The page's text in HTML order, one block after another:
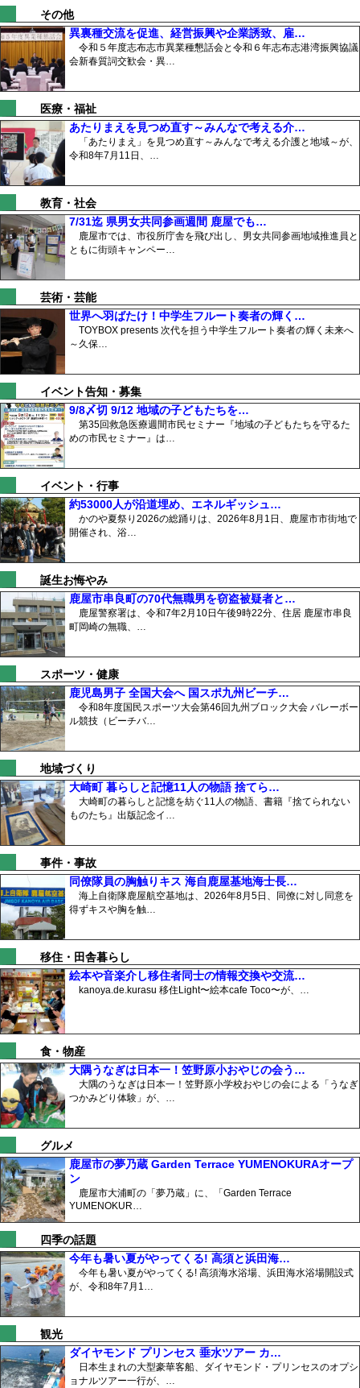
その他
異裏種交流を促進、経営振興や企業誘致、雇…
令和５年度志布志市異業種懇話会と令和６年志布志港湾振興協議
会新春質詞交歓会・異…
医療・福祉
あたりまえを見つめ直す～みんなで考える介…
「あたりまえ」を見つめ直す～みんなで考える介護と地域～が、
令和8年7月11日、…
教育・社会
7/31迄 県男女共同参画週間 鹿屋でも…
鹿屋市では、市役所庁舎を飛び出し、男女共同参画地域推進員と
ともに街頭キャンペー…
芸術・芸能
世界へ羽ばたけ！中学生フルート奏者の輝く…
TOYBOX presents 次代を担う中学生フルート奏者の輝く未来へ
～久保…
イベント告知・募集
9/8〆切 9/12 地域の子どもたちを…
第35回救急医療週間市民セミナー『地域の子どもたちを守るた
めの市民セミナー』は…
イベント・行事
約53000人が沿道埋め、エネルギッシュ…
かのや夏祭り2026の総踊りは、2026年8月1日、鹿屋市市街地で
開催され、浴…
誕生お悔やみ
鹿屋市串良町の70代無職男を窃盗被疑者と…
鹿屋警察署は、令和7年2月10日午後9時22分、住居 鹿屋市串良
町岡崎の無職、…
スポーツ・健康
鹿児島男子 全国大会へ 国スポ九州ビーチ…
令和8年度国民スポーツ大会第46回九州ブロック大会 バレーボー
ル競技（ビーチバ…
地域づくり
大崎町 暮らしと記憶11人の物語 捨てら…
大崎町の暮らしと記憶を紡ぐ11人の物語、書籍『捨てられない
ものたち』出版記念イ…
事件・事故
同僚隊員の胸触りキス 海自鹿屋基地海士長…
海上自衛隊鹿屋航空基地は、2026年8月5日、同僚に対し同意を
得ずキスや胸を触…
移住・田舎暮らし
絵本や音楽介し移住者同士の情報交換や交流…
kanoya.de.kurasu 移住Light〜絵本cafe Toco〜が、…
食・物産
大隅うなぎは日本一！笠野原小おやじの会う…
大隅のうなぎは日本一！笠野原小学校おやじの会による「うなぎ
つかみどり体験」が、…
グルメ
鹿屋市の夢乃蔵 Garden Terrace YUMENOKURAオープ
ン
鹿屋市大浦町の「夢乃蔵」に、「Garden Terrace
YUMENOKUR…
四季の話題
今年も暑い夏がやってくる! 高須と浜田海…
今年も暑い夏がやってくる! 高須海水浴場、浜田海水浴場開設式
が、令和8年7月1…
観光
ダイヤモンド プリンセス 垂水ツアー カ…
日本生まれの大型豪華客船、ダイヤモンド・プリンセスのオプシ
ョナルツアー一行が、…